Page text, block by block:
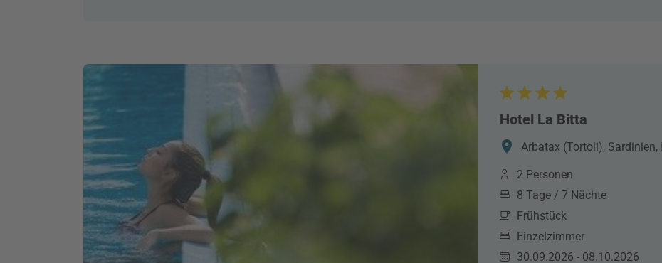
Hotel La Bitta
Arbatax (Tortoli), Sardinien,
2 Personen
8 Tage / 7 Nächte
Frühstück
Einzelzimmer
30.09.2026 - 08.10.2026